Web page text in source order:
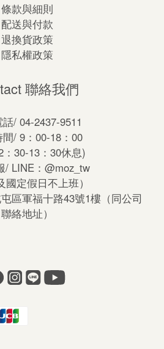
條款與細則
配送與付款
退換貨政策
隱私權政策
聯絡我們
/ 04-2437-9511
/ 9：00-18：00
：30-13：30休息)
LINE： @moz_tw
國定假日不上班）
區軍福十路43號1樓（同公司
聯絡地址）